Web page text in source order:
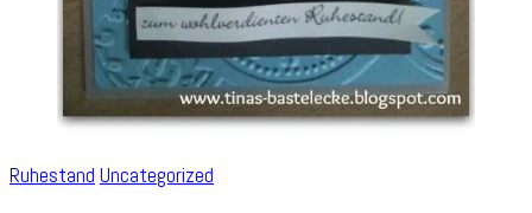
Ruhestand Uncategorized